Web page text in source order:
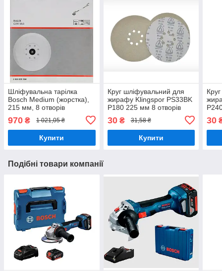
Шліфувальна тарілка
Bosch Medium (жорстка),
215 мм, 8 отворів
970 ₴ 1 021,05 ₴
Купити
Круг шліфувальний для
жирафу Klingspor PS33BK
P180 225 мм 8 отворів
30₴ 31,58 ₴
Купити
30
Подібні товари компанії